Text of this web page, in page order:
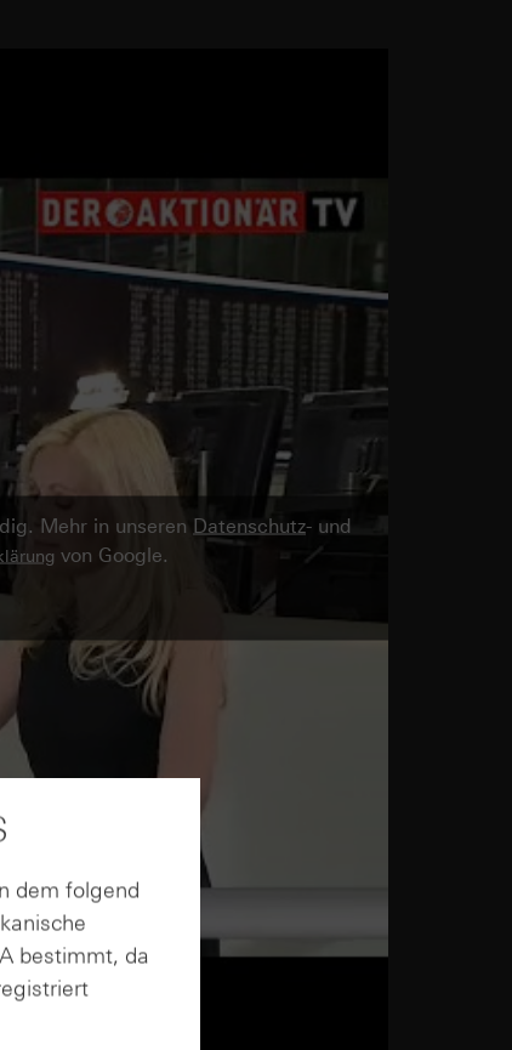
Mehr in unseren Datenschutz- und
von Google.
dem folgend
bestimmt, da